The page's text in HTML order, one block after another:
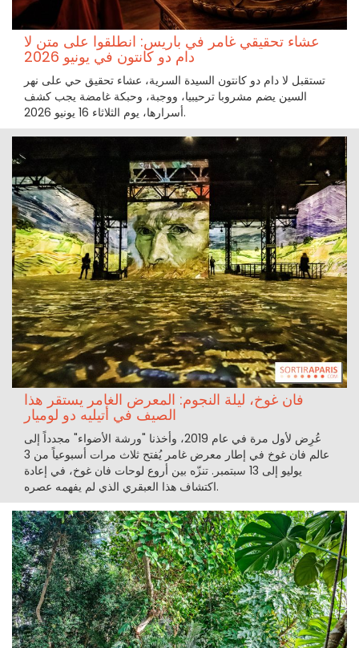
عشاء تحقيقي غامر في باريس: انطلقوا على متن لا
دام دو كانتون في يونيو 2026
تستقبل لا دام دو كانتون السيدة السرية، عشاء تحقيق حي على نهر
السين يضم مشروبا ترحيبيا، ووجبة، وحبكة غامضة يجب كشف
أسرارها، يوم الثلاثاء 16 يونيو 2026.
فان غوخ، ليلة النجوم: المعرض الغامر يستقر هذا
الصيف في أتيليه دو لوميار
عُرِض لأول مرة في عام 2019، وأخذنا "ورشة الأضواء" مجدداً إلى
عالم فان غوخ في إطار معرض غامر يُفتح ثلاث مرات أسبوعياً من 3
يوليو إلى 13 سبتمبر. تنزّه بين أروع لوحات فان غوخ، في إعادة
اكتشاف هذا العبقري الذي لم يفهمه عصره.